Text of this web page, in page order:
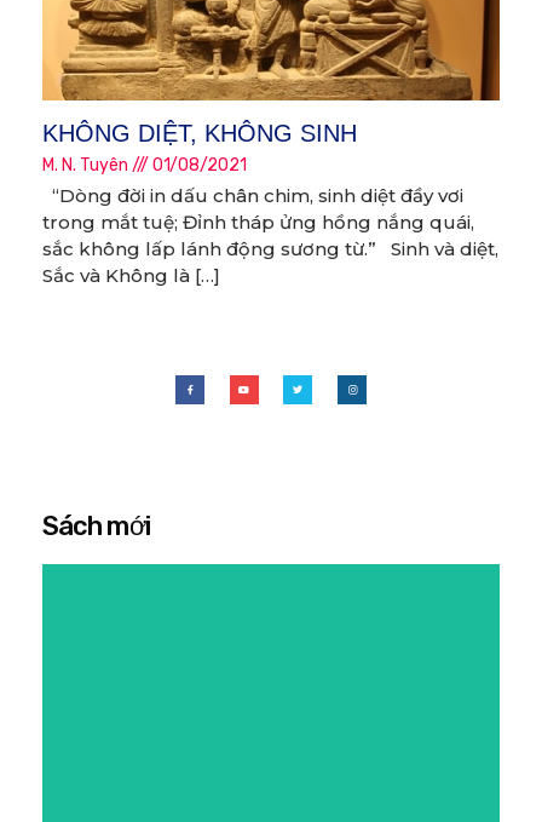
KHÔNG DIỆT, KHÔNG SINH
M. N. Tuyên 01/08/2021
“Dòng đời in dấu chân chim, sinh diệt đầy vơi
trong mắt tuệ; Đỉnh tháp ửng hồng nắng quái,
sắc không lấp lánh động sương từ.” Sinh và diệt,
Sắc và Không là […]
Sách mới